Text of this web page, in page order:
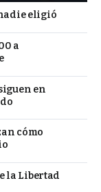
eligió
a
en
cómo
la Libertad